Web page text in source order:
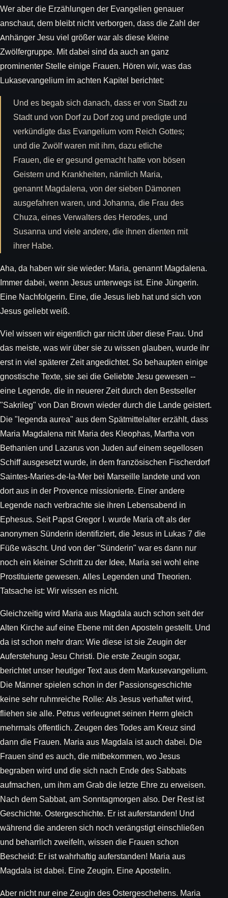
Wer aber die Erzählungen der Evangelien genauer
anschaut, dem bleibt nicht verborgen, dass die Zahl der
Anhänger Jesu viel größer war als diese kleine
Zwölfergruppe. Mit dabei sind da auch an ganz
prominenter Stelle einige Frauen. Hören wir, was das
Lukasevangelium im achten Kapitel berichtet:
Und es begab sich danach, dass er von Stadt zu
Stadt und von Dorf zu Dorf zog und predigte und
verkündigte das Evangelium vom Reich Gottes;
und die Zwölf waren mit ihm, dazu etliche
Frauen, die er gesund gemacht hatte von bösen
Geistern und Krankheiten, nämlich Maria,
genannt Magdalena, von der sieben Dämonen
ausgefahren waren, und Johanna, die Frau des
Chuza, eines Verwalters des Herodes, und
Susanna und viele andere, die ihnen dienten mit
ihrer Habe.
Aha, da haben wir sie wieder: Maria, genannt Magdalena.
Immer dabei, wenn Jesus unterwegs ist. Eine Jüngerin.
Eine Nachfolgerin. Eine, die Jesus lieb hat und sich von
Jesus geliebt weiß.
Viel wissen wir eigentlich gar nicht über diese Frau. Und
das meiste, was wir über sie zu wissen glauben, wurde ihr
erst in viel späterer Zeit angedichtet. So behaupten einige
gnostische Texte, sie sei die Geliebte Jesu gewesen --
eine Legende, die in neuerer Zeit durch den Bestseller
"Sakrileg" von Dan Brown wieder durch die Lande geistert.
Die "legenda aurea" aus dem Spätmittelalter erzählt, dass
Maria Magdalena mit Maria des Kleophas, Martha von
Bethanien und Lazarus von Juden auf einem segellosen
Schiff ausgesetzt wurde, in dem französischen Fischerdorf
Saintes-Maries-de-la-Mer bei Marseille landete und von
dort aus in der Provence missionierte. Einer andere
Legende nach verbrachte sie ihren Lebensabend in
Ephesus. Seit Papst Gregor I. wurde Maria oft als der
anonymen Sünderin identifiziert, die Jesus in Lukas 7 die
Füße wäscht. Und von der "Sünderin" war es dann nur
noch ein kleiner Schritt zu der Idee, Maria sei wohl eine
Prostituierte gewesen. Alles Legenden und Theorien.
Tatsache ist: Wir wissen es nicht.
Gleichzeitig wird Maria aus Magdala auch schon seit der
Alten Kirche auf eine Ebene mit den Aposteln gestellt. Und
da ist schon mehr dran: Wie diese ist sie Zeugin der
Auferstehung Jesu Christi. Die erste Zeugin sogar,
berichtet unser heutiger Text aus dem Markusevangelium.
Die Männer spielen schon in der Passionsgeschichte
keine sehr ruhmreiche Rolle: Als Jesus verhaftet wird,
fliehen sie alle. Petrus verleugnet seinen Herrn gleich
mehrmals öffentlich. Zeugen des Todes am Kreuz sind
dann die Frauen. Maria aus Magdala ist auch dabei. Die
Frauen sind es auch, die mitbekommen, wo Jesus
begraben wird und die sich nach Ende des Sabbats
aufmachen, um ihm am Grab die letzte Ehre zu erweisen.
Nach dem Sabbat, am Sonntagmorgen also. Der Rest ist
Geschichte. Ostergeschichte. Er ist auferstanden! Und
während die anderen sich noch verängstigt einschließen
und beharrlich zweifeln, wissen die Frauen schon
Bescheid: Er ist wahrhaftig auferstanden! Maria aus
Magdala ist dabei. Eine Zeugin. Eine Apostelin.
Aber nicht nur eine Zeugin des Ostergeschehens. Maria